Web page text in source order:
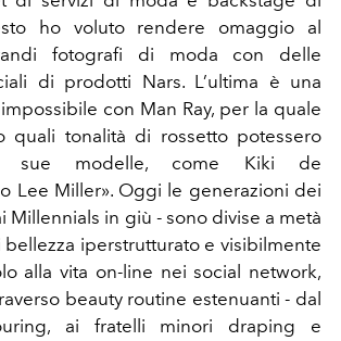
ho voluto rendere omaggio al
fotografi di moda con delle
di prodotti Nars. L’ultima è una
con Man Ray, per la quale
quali tonalità di rossetto potessero
sue modelle, come Kiki de
Lee Miller». Oggi le generazioni dei
Millennials in giù - sono divise a metà
iperstrutturato e visibilmente
alla vita on-line nei social network,
beauty routine estenuanti - dal
ai fratelli minori draping e